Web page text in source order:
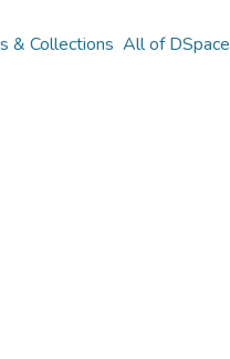
& Collections All of DSpace